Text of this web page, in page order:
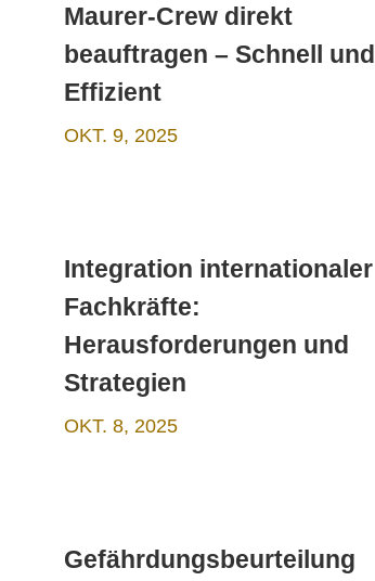
Maurer-Crew direkt
beauftragen – Schnell und
Effizient
OKT. 9, 2025
Integration internationaler
Fachkräfte:
Herausforderungen und
Strategien
OKT. 8, 2025
Gefährdungsbeurteilung